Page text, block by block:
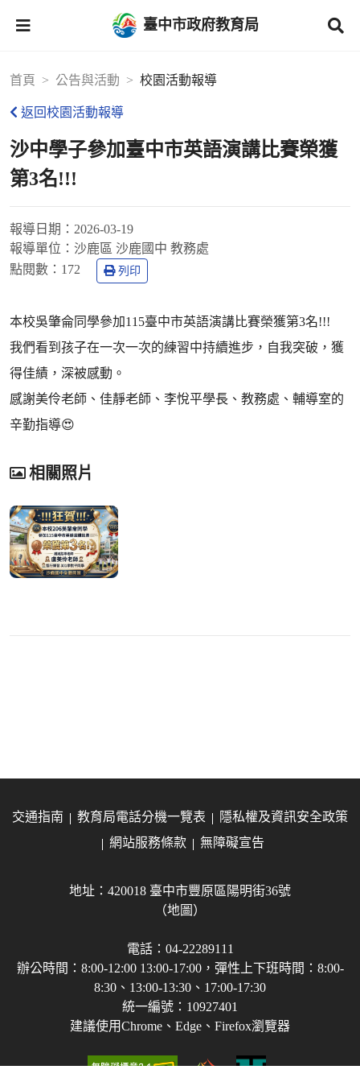
臺中市政府教育局
首頁 公告與活動 校園活動報導
返回校園活動報導
沙中學子參加臺中市英語演講比賽榮獲
第3名!!!
報導日期： 2026-03-19
報導單位： 沙鹿區 沙鹿國中 教務處
點閱數： 172 列印
本校吳肇侖同學參加115臺中市英語演講比賽榮獲第3名!!!
我們看到孩子在一次一次的練習中持續進步，自我突破，獲
得佳績，深被感動。
感謝美伶老師、佳靜老師、李悅平學長、教務處、輔導室的
辛勤指導😍
相關照片
交通指南 教育局電話分機一覽表
隱私權及資訊安全政策
網站服務條款
無障礙宣告
地址：420018 臺中市豐原區陽明街36號
（地圖）
電話：04-22289111
辦公時間：8:00-12:00 13:00-17:00，彈性上下班時間：8:00-
8:30、13:00-13:30、17:00-17:30
統一編號：10927401
建議使用Chrome、Edge、Firefox瀏覽器